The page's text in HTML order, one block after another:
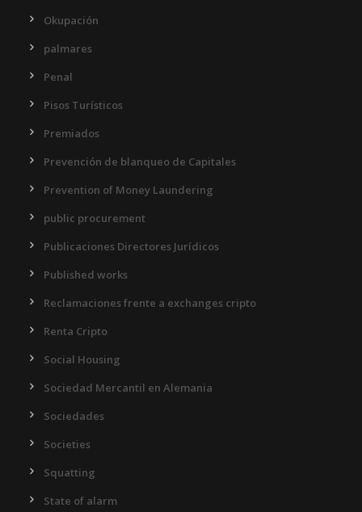
Okupación
palmares
Penal
Pisos Turísticos
Premiados
Prevención de blanqueo de Capitales
Prevention of Money Laundering
public procurement
Publicaciones Directores Jurídicos
Published works
Reclamaciones frente a exchanges cripto
Renta Cripto
Social Housing
Sociedad Mercantil en Alemania
Sociedades
Societies
Squatting
State of alarm